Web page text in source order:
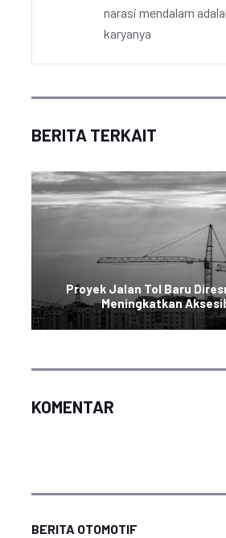
narasi mendalam
karyanya
BERITA TERKAIT
Proyek Jalan Tol Baru
Meningkatkan
KOMENTAR
BERITA OTOMOTIF